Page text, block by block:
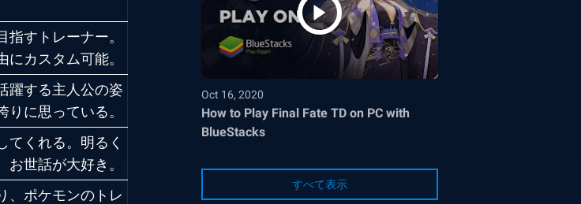
すトレーナー。
にカスタム可能。
躍する主人公の姿
りに思っている。
てくれる。明るく
お世話が大好き。
、ポケモンのトレ
Oct 16, 2020
How to Play Final Fate TD on PC with
BlueStacks
すべて表示